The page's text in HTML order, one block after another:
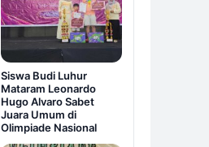
Siswa Budi Luhur
Mataram Leonardo
Hugo Alvaro Sabet
Juara Umum di
Olimpiade Nasional